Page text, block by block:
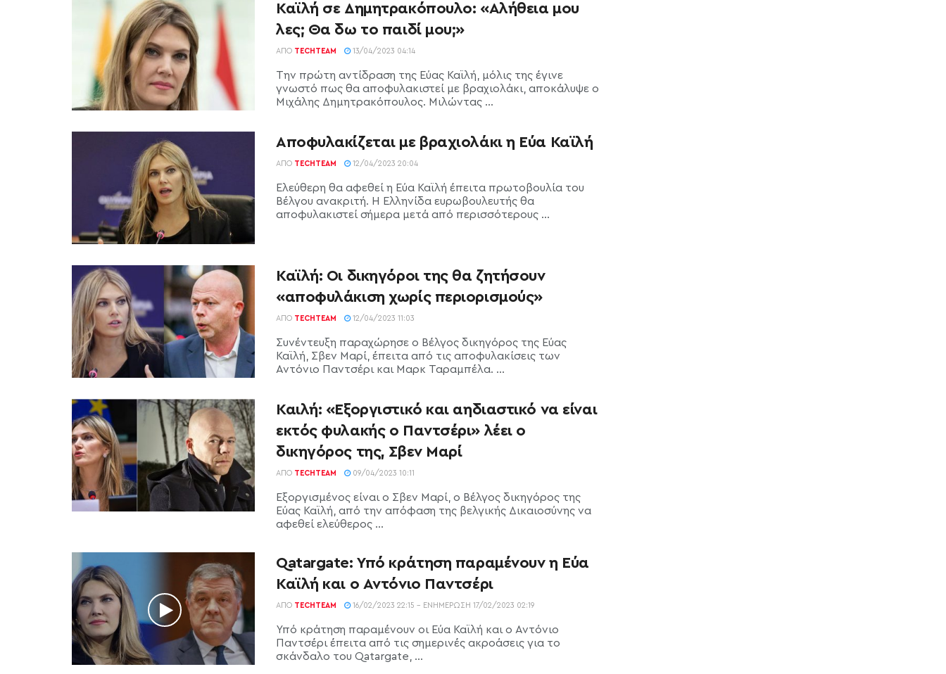
Καϊλή σε Δημητρακόπουλο: «Αλήθεια μου
λες; Θα δω το παιδί μου;»
ΑΠΌ TECHTEAM 13/04/2023 04:14
Την πρώτη αντίδραση της Εύας Καϊλή, μόλις της έγινε
γνωστό πως θα αποφυλακιστεί με βραχιολάκι, αποκάλυψε ο
Μιχάλης Δημητρακόπουλος. Μιλώντας ...
Αποφυλακίζεται με βραχιολάκι η Εύα Καϊλή
ΑΠΌ TECHTEAM 12/04/2023 20:04
Ελεύθερη θα αφεθεί η Εύα Καϊλή έπειτα πρωτοβουλία του
Βέλγου ανακριτή. Η Ελληνίδα ευρωβουλευτής θα
αποφυλακιστεί σήμερα μετά από περισσότερους ...
Καϊλή: Οι δικηγόροι της θα ζητήσουν
«αποφυλάκιση χωρίς περιορισμούς»
ΑΠΌ TECHTEAM 12/04/2023 11:03
Συνέντευξη παραχώρησε ο Βέλγος δικηγόρος της Εύας
Καϊλή, Σβεν Μαρί, έπειτα από τις αποφυλακίσεις των
Αντόνιο Παντσέρι και Μαρκ Ταραμπέλα. ...
Καιλή: «Εξοργιστικό και αηδιαστικό να είναι
εκτός φυλακής ο Παντσέρι» λέει ο
δικηγόρος της, Σβεν Μαρί
ΑΠΌ TECHTEAM 09/04/2023 10:11
Εξοργισμένος είναι ο Σβεν Μαρί, ο Βέλγος δικηγόρος της
Εύας Καϊλή, από την απόφαση της βελγικής Δικαιοσύνης να
αφεθεί ελεύθερος ...
Qatargate: Υπό κράτηση παραμένουν η Εύα
Καϊλή και ο Αντόνιο Παντσέρι
ΑΠΌ TECHTEAM 16/02/2023 22:15 - ΕΝΗΜΈΡΩΣΗ 17/02/2023 02:19
Υπό κράτηση παραμένουν οι Εύα Καϊλή και ο Αντόνιο
Παντσέρι έπειτα από τις σημερινές ακροάσεις για το
σκάνδαλο του Qatargate, ...